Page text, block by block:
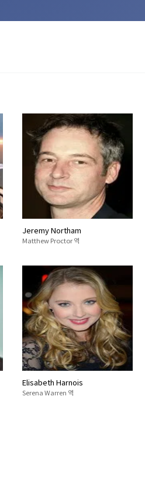
Jeremy Northam
Matthew Proctor 역
Elisabeth Harnois
Serena Warren 역